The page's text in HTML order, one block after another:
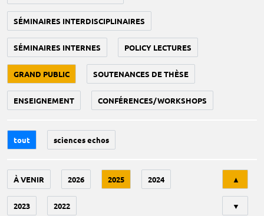
SÉMINAIRES INTERDISCIPLINAIRES
SÉMINAIRES INTERNES POLICY LECTURES
GRAND PUBLIC SOUTENANCES DE THÈSE
ENSEIGNEMENT CONFÉRENCES/WORKSHOPS
tout sciences echos
À VENIR 2026 2025 2024
2023 2022
▲
▼